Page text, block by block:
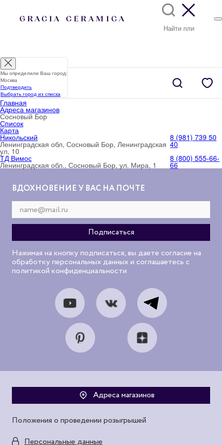
Главная
Адреса магазинов
Сосновый Бор
Список
Карта
Никольский
Ленинградская обл, Сосновый Бор, Ленинградская
ул, 10
8 (981) 739 50
40
ТД Вимос
Ленинградская обл., Сосновый Бор, ул. Мира, 1
8 (800) 555-66-
66
ВДОХНОВЕНИЕ У ВАС НА ПОЧТЕ
Нажимая на кнопку подписаться, вы даете согласие на
обработку персональных данных и соглашаетесь с
политикой конфиденциальности
Адреса магазинов
Положения о проведении розыгрышей
Персональные данные
Мы определили Ваш город:
Москва
Подтвердить
Выбрать город из списка